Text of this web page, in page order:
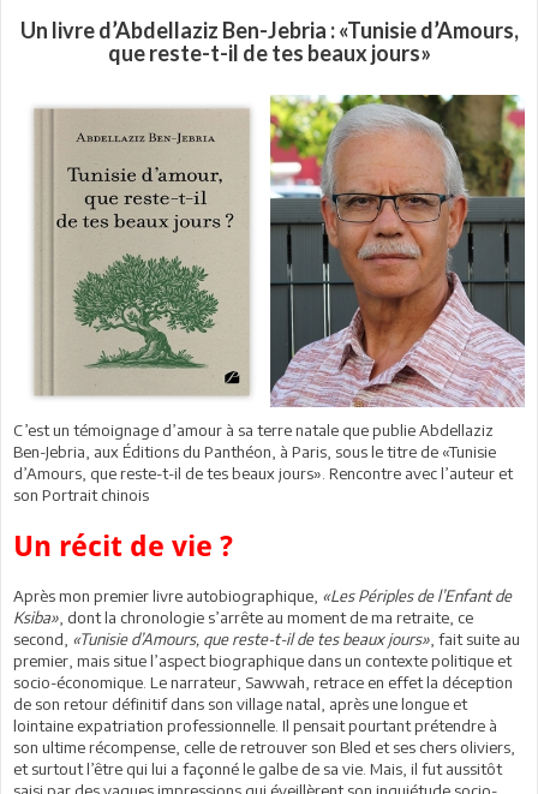
Un livre d’Abdellaziz Ben-Jebria : «Tunisie d’Amours,
que reste-t-il de tes beaux jours»
C’est un témoignage d’amour à sa terre natale que publie Abdellaziz
Ben-Jebria, aux Éditions du Panthéon, à Paris, sous le titre de «Tunisie
d’Amours, que reste-t-il de tes beaux jours». Rencontre avec l’auteur et
son Portrait chinois
Un récit de vie ?
Après mon premier livre autobiographique, «Les Périples de l’Enfant de
Ksiba» , dont la chronologie s’arrête au moment de ma retraite, ce
second, «Tunisie d’Amours, que reste-t-il de tes beaux jours» , fait suite au
premier, mais situe l’aspect biographique dans un contexte politique et
socio-économique. Le narrateur, Sawwah, retrace en effet la déception
de son retour définitif dans son village natal, après une longue et
lointaine expatriation professionnelle. Il pensait pourtant prétendre à
son ultime récompense, celle de retrouver son Bled et ses chers oliviers,
et surtout l’être qui lui a façonné le galbe de sa vie. Mais, il fut aussitôt